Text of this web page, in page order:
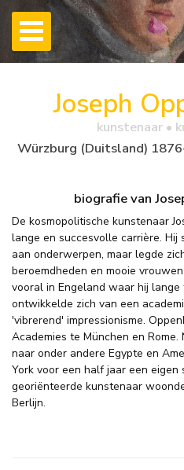
Joseph
kunstenaar •
Würzburg (Duitsland)
biografie van
De kosmopolitische kunstenaar
lange en succesvolle carrière.
aan onderwerpen, maar legde
beroemdheden en mooie
vooral in Engeland waar hij
ontwikkelde zich van een
'vibrerend' impressionisme.
Academies te München en
naar onder andere Egypte en
York voor een half jaar een
georiënteerde kunstenaar
Berlijn.